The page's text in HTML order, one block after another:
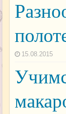
15.08.2015